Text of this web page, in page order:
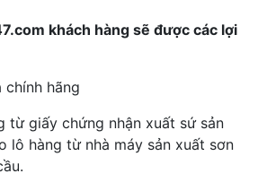
khách hàng sẽ được các lợi
chính hãng
từ giấy chứng nhận xuất sứ sản
lô hàng từ nhà máy sản xuất sơn